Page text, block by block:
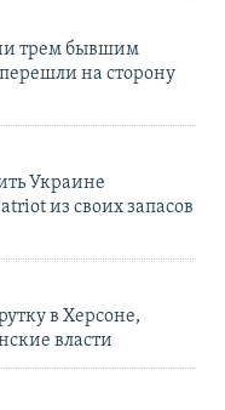
трем бывшим
на сторону
Украине
из своих запасов
в Херсоне,
власти